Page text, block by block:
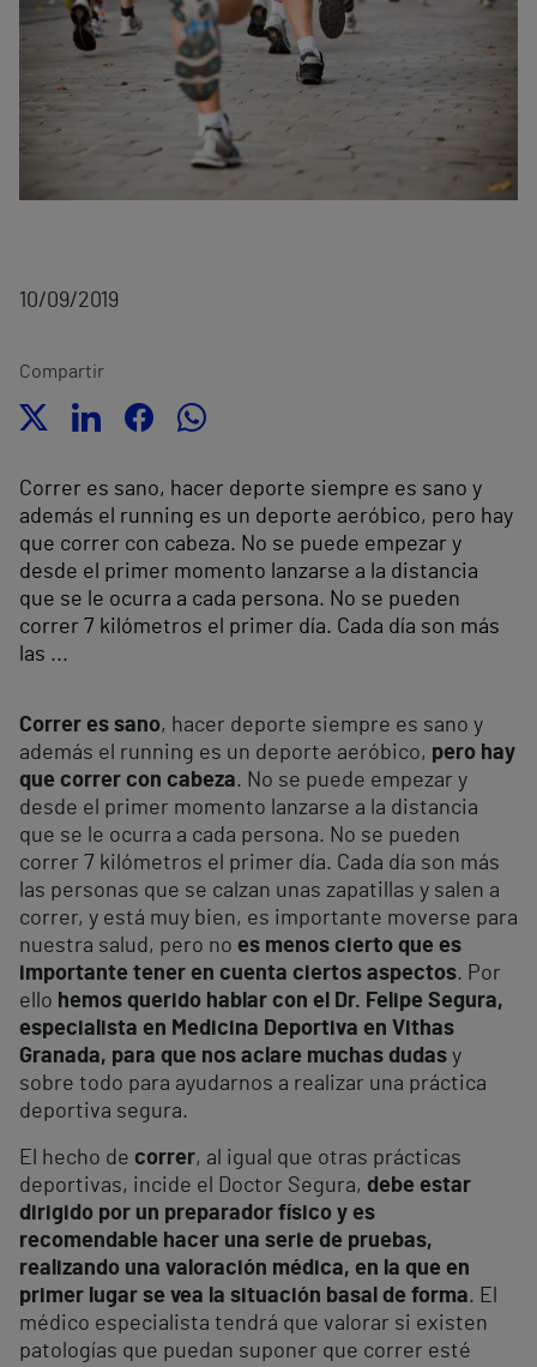
10/09/2019
Compartir
Correr es sano, hacer deporte siempre es sano y
además el running es un deporte aeróbico, pero hay
que correr con cabeza. No se puede empezar y
desde el primer momento lanzarse a la distancia
que se le ocurra a cada persona. No se pueden
correr 7 kilómetros el primer día. Cada día son más
las ...
Correr es sano, hacer deporte siempre es sano y
además el running es un deporte aeróbico, pero hay
que correr con cabeza. No se puede empezar y
desde el primer momento lanzarse a la distancia
que se le ocurra a cada persona. No se pueden
correr 7 kilómetros el primer día. Cada día son más
las personas que se calzan unas zapatillas y salen a
correr, y está muy bien, es importante moverse para
nuestra salud, pero no es menos cierto que es
importante tener en cuenta ciertos aspectos. Por
ello hemos querido hablar con el Dr. Felipe Segura,
especialista en Medicina Deportiva en Vithas
Granada, para que nos aclare muchas dudas y
sobre todo para ayudarnos a realizar una práctica
deportiva segura.
El hecho de correr, al igual que otras prácticas
deportivas, incide el Doctor Segura, debe estar
dirigido por un preparador físico y es
recomendable hacer una serie de pruebas,
realizando una valoración médica, en la que en
primer lugar se vea la situación basal de forma. El
médico especialista tendrá que valorar si existen
patologías que puedan suponer que correr esté